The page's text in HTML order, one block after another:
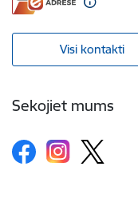
Visi kontakti
Sekojiet mums